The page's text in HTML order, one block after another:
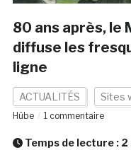
80 ans après, le
diffuse les
ligne
ACTUALITÉS Sites
Hübe
1 commentaire
Temps de lecture : 2